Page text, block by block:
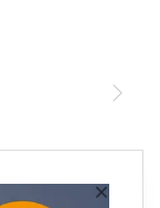
×